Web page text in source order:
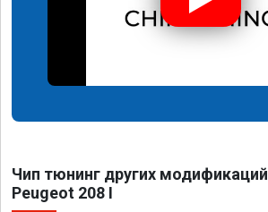
Чип тюнинг других модификаций
Peugeot 208 I